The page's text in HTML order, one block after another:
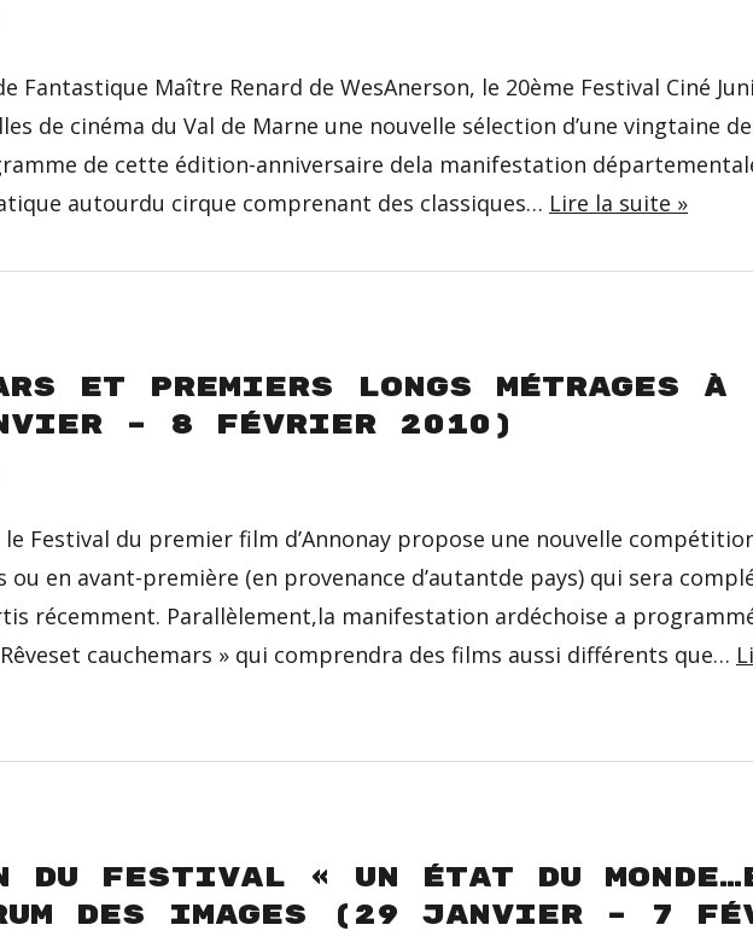
Fantastique Maître Renard de WesAnerson, le 20ème Festival Ciné
de cinéma du Val de Marne une nouvelle sélection d’une vingtaine
de cette édition-anniversaire dela manifestation
autourdu cirque comprenant des classiques… Lire la suite »
et premiers longs métrages à
– 8 février 2010)
le Festival du premier film d’Annonay propose une nouvelle
en avant-première (en provenance d’autantde pays) qui sera
récemment. Parallèlement,la manifestation ardéchoise a
cauchemars » qui comprendra des films aussi différents que…
du festival « Un état du
des Images (29 janvier – 7